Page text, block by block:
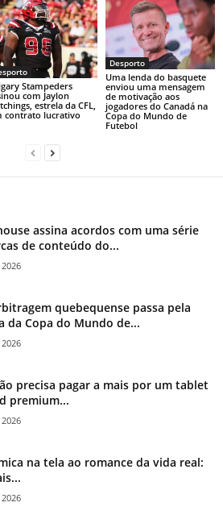
Stampeders
com Jaylon
estrela da CFL,
contrato lucrativo
Desporto
Uma lenda do basquete
enviou uma mensagem
de motivação aos
jogadores do Canadá na
Copa do Mundo de
Futebol
assina acordos com uma série
de conteúdo do...
quebequense passa pela
da Copa do Mundo de...
precisa pagar a mais por um tablet
premium...
na tela ao romance da vida real: